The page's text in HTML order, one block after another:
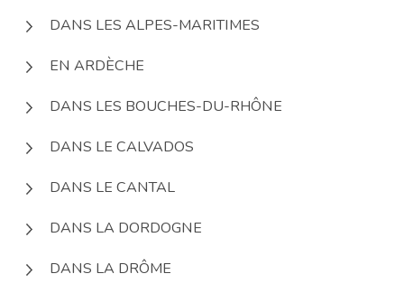
DANS LES ALPES-MARITIMES
EN ARDÈCHE
DANS LES BOUCHES-DU-RHÔNE
DANS LE CALVADOS
DANS LE CANTAL
DANS LA DORDOGNE
DANS LA DRÔME